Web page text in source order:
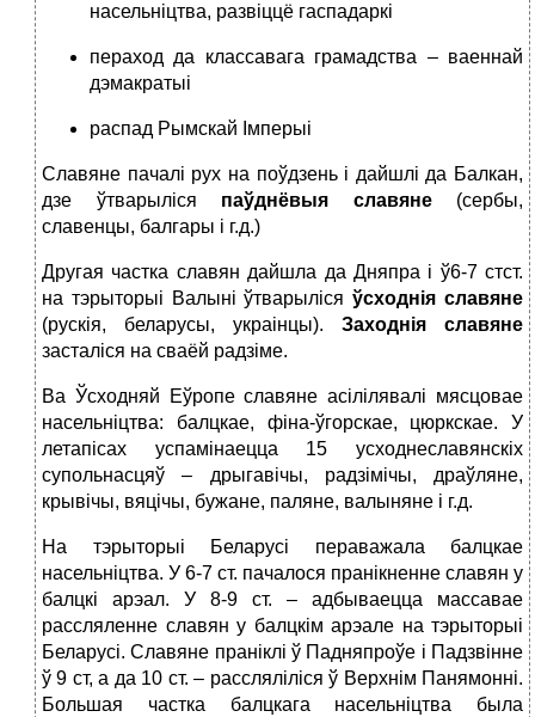
насельніцтва, развіццё гаспадаркі
пераход да классавага грамадства – ваеннай
дэмакратыі
распад Рымскай Імперыі
Славяне пачалі рух на поўдзень і дайшлі да Балкан,
дзе ўтварыліся паўднёвыя славяне(сербы,
славенцы, балгары і г.д.)
Другая частка славян дайшла да Дняпра і ў6-7 стст.
на тэрыторыі Валыні ўтварылісяўсходнія славяне
(рускія, беларусы, украінцы). Заходнія славяне
засталіся на сваёй радзіме.
Ва Ўсходняй Еўропе славяне асілілявалі мясцовае
насельніцтва: балцкае, фіна-ўгорскае, цюркскае. У
летапісах успамінаецца 15 усходнеславянскіх
супольнасцяў – дрыгавічы, радзімічы, драўляне,
крывічы, вяцічы, бужане, паляне, валыняне і г.д.
На тэрыторыі Беларусі пераважала балцкае
насельніцтва. У 6-7 ст. пачалося пранікненне славян у
балцкі арэал. У 8-9 ст. – адбываецца массавае
рассляленне славян у балцкім арэале на тэрыторыі
Беларусі. Славяне праніклі ў Падняпроўе і Падзвінне
ў 9 ст, а да 10 ст. – рассляліліся ў Верхнім Панямонні.
Большая частка балцкага насельніцтва была